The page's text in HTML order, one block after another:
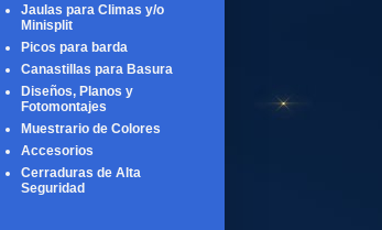
Jaulas para Climas y/o
Minisplit
Picos para barda
Canastillas para Basura
Diseños, Planos y
Fotomontajes
Muestrario de Colores
Accesorios
Cerraduras de Alta
Seguridad